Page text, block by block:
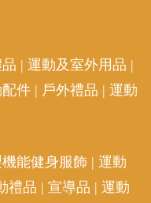
| 運動及室外用品 |
件 | 戶外禮品 | 運動
能健身服飾 | 運動
禮品 | 宣導品 | 運動